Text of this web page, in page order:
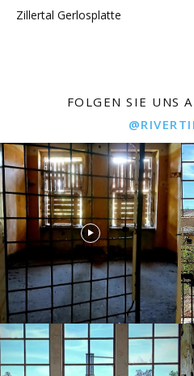
Zillertal Gerlosplatte
FOLGEN SIE UNS